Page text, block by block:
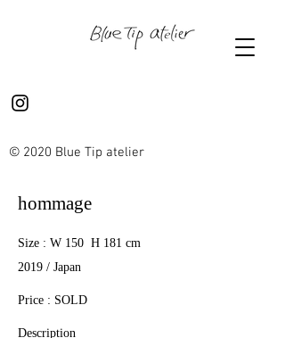
© 2020 Blue Tip atelier
hommage
Size : W 150 H 181 cm
2019 / Japan
Price : SOLD